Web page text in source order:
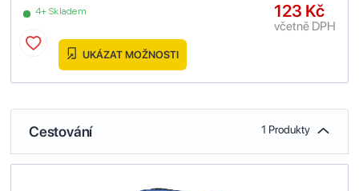
4+ Skladem 123 Kč
včetně DPH
UKÁZAT MOŽNOSTI
Cestování 1 Produkty